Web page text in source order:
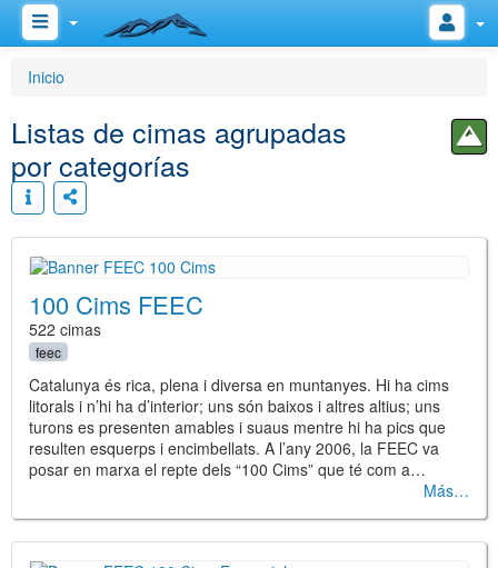
Inicio
Listas de cimas agrupadas
por categorías
100 Cims FEEC
522 cimas
feec
Catalunya és rica, plena i diversa en muntanyes. Hi ha cims
litorals i n’hi ha d’interior; uns són baixos i altres altius; uns
turons es presenten amables i suaus mentre hi ha pics que
resulten esquerps i encimbellats. A l’any 2006, la FEEC va
posar en marxa el repte dels “100 Cims” que té com a…
Más